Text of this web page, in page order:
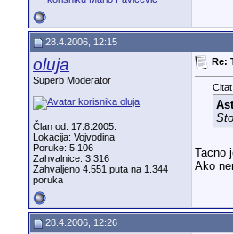
28.4.2006, 12:15
oluja
Superb Moderator
Član od: 17.8.2005.
Lokacija: Vojvodina
Poruke: 5.106
Zahvalnice: 3.316
Zahvaljeno 4.551 puta na 1.344
poruka
Re:
Citat:
Tacno
Ako
28.4.2006, 12:26